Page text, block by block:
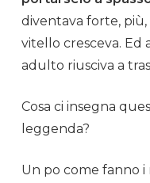
diventava forte, più,
vitello cresceva. Ed
adulto riusciva a
Cosa ci insegna
leggenda?
Un po come fanno i